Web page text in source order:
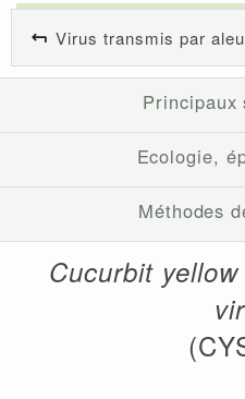
Virus transmis par
Principaux
Ecologie,
Méthodes
Cucurbit